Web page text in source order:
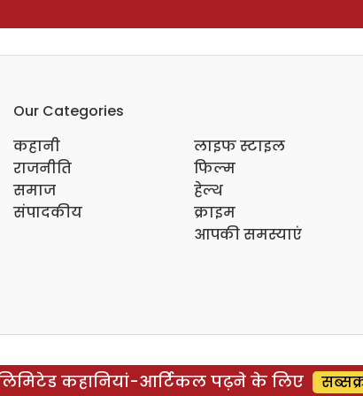
Our Categories
कहानी
राजनीति
समाज
संपादकीय
लाइफ स्टाइल
फिल्म
हेल्थ
क्राइम
आपकी समस्याएं
कहानियां-आर्टिकल पढ़ने के लिए